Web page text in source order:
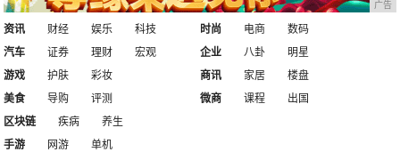
广告
资讯 财经 娱乐
科技
汽车
证券 理财 宏观
时尚 电商
数码
企业
八卦
明星
游戏
护肤
彩妆
美食
导购 评测
商讯 家居
楼盘
微商
课程
出国
区块链
疾病
养生
手游
网游 单机